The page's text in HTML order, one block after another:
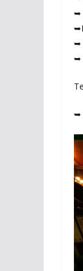
➥
➥
➥
➥